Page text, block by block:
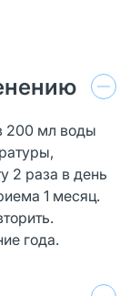
200 мл воды
2 раза в день
1 месяц.
года.